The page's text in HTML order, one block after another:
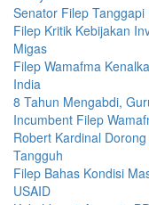
Senator Filep
Filep Kritik Kebijakan
Migas
Filep Wamafma
India
8 Tahun Mengabdi,
Incumbent Filep
Robert Kardinal
Tangguh
Filep Bahas Kondisi
USAID